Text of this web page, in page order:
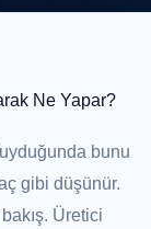
Ne Yapar?
bunu
gibi düşünür.
Üretici